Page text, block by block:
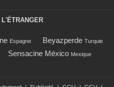
Espagne Beyazperde Turquie
Sensacine México Mexique